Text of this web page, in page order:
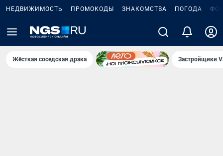
НЕДВИЖИМОСТЬ ПРОМОКОДЫ ЗНАКОМСТВА ПОГОДА
Жёсткая соседская драка Застройщики